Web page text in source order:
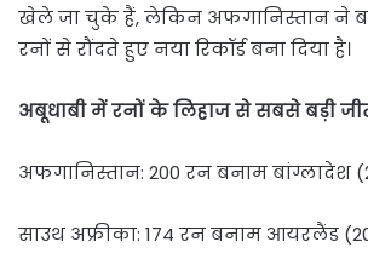
खेले जा चुके हैं, लेकिन अफगानिस्तान ने
रनों से रौंदते हुए नया रिकॉर्ड बना दिया है।
अबूधाबी में रनों के लिहाज से सबसे बड़ी
अफगानिस्तान: 200 रन बनाम बांग्लादेश
साउथ अफ्रीका: 174 रन बनाम आयरलैंड